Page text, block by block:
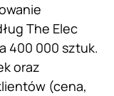
The Elec
400 000 sztuk.
oraz
(cena,